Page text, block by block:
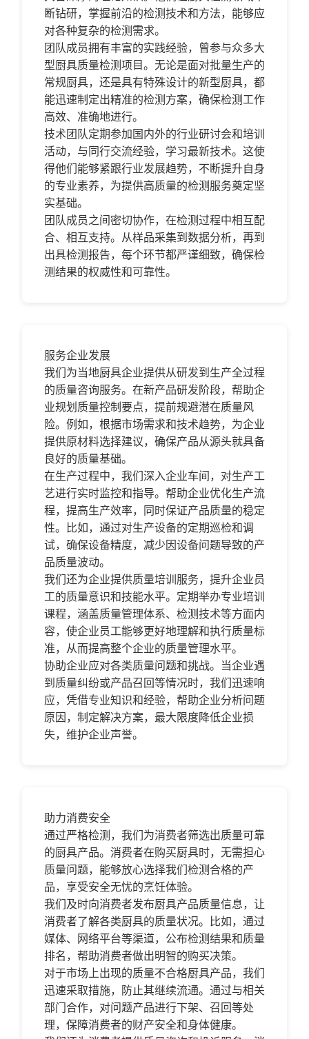
断钻研，掌握前沿的检测技术和方法，能够应
对各种复杂的检测需求。
团队成员拥有丰富的实践经验，曾参与众多大
型厨具质量检测项目。无论是面对批量生产的
常规厨具，还是具有特殊设计的新型厨具，都
能迅速制定出精准的检测方案，确保检测工作
高效、准确地进行。
技术团队定期参加国内外的行业研讨会和培训
活动，与同行交流经验，学习最新技术。这使
得他们能够紧跟行业发展趋势，不断提升自身
的专业素养，为提供高质量的检测服务奠定坚
实基础。
团队成员之间密切协作，在检测过程中相互配
合、相互支持。从样品采集到数据分析，再到
出具检测报告，每个环节都严谨细致，确保检
测结果的权威性和可靠性。
服务企业发展
我们为当地厨具企业提供从研发到生产全过程
的质量咨询服务。在新产品研发阶段，帮助企
业规划质量控制要点，提前规避潜在质量风
险。例如，根据市场需求和技术趋势，为企业
提供原材料选择建议，确保产品从源头就具备
良好的质量基础。
在生产过程中，我们深入企业车间，对生产工
艺进行实时监控和指导。帮助企业优化生产流
程，提高生产效率，同时保证产品质量的稳定
性。比如，通过对生产设备的定期巡检和调
试，确保设备精度，减少因设备问题导致的产
品质量波动。
我们还为企业提供质量培训服务，提升企业员
工的质量意识和技能水平。定期举办专业培训
课程，涵盖质量管理体系、检测技术等方面内
容，使企业员工能够更好地理解和执行质量标
准，从而提高整个企业的质量管理水平。
协助企业应对各类质量问题和挑战。当企业遇
到质量纠纷或产品召回等情况时，我们迅速响
应，凭借专业知识和经验，帮助企业分析问题
原因，制定解决方案，最大限度降低企业损
失，维护企业声誉。
助力消费安全
通过严格检测，我们为消费者筛选出质量可靠
的厨具产品。消费者在购买厨具时，无需担心
质量问题，能够放心选择我们检测合格的产
品，享受安全无忧的烹饪体验。
我们及时向消费者发布厨具产品质量信息，让
消费者了解各类厨具的质量状况。比如，通过
媒体、网络平台等渠道，公布检测结果和质量
排名，帮助消费者做出明智的购买决策。
对于市场上出现的质量不合格厨具产品，我们
迅速采取措施，防止其继续流通。通过与相关
部门合作，对问题产品进行下架、召回等处
理，保障消费者的财产安全和身体健康。